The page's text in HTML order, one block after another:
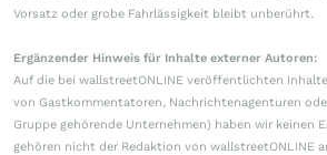
Vorsatz oder grobe Fahrlässigkeit bleibt unberührt.
Ergänzender Hinweis für Inhalte externer Autoren:
Auf die bei wallstreetONLINE veröffentlichten
von Gastkommentatoren, Nachrichtenagenturen
Gruppe gehörende Unternehmen) haben wir keinen
gehören nicht der Redaktion von wallstreetONLINE